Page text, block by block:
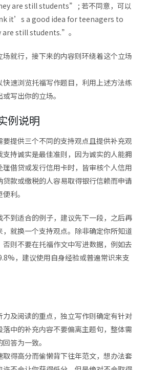
are still students” ; 若不同意，可以
it’s a good idea for teenagers to
still students.”。
场就行，接下来的内容则环绕着这个立场​
速浏览托福写作题目，利用上述方法练
写出你的立场。
例说明
提供三个不同的支持观点且提供补充观
持诚实是最佳准则，因为诚实的人能拥
借贷或发行信用卡时，皆审核个人信用
款或缴税的人容易取得银行信赖而申请
利。
不到适合的例子，建议先下一段，之后再
就换一个支持观点。除非确定你所知道
则不要在托福作文中写进数据，例如去
，建议使用自身经验或普遍常识来支
及阅读的重点，独立写作则确定有针对
中的补充内容不要偏离主题句，整体需
答为一致。
得高分而偷懒背下往年范文，想办法套